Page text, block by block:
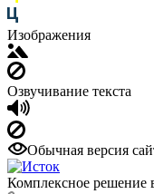
Изображения
Озвучивание текста
Обычная версия
Комплексное решение